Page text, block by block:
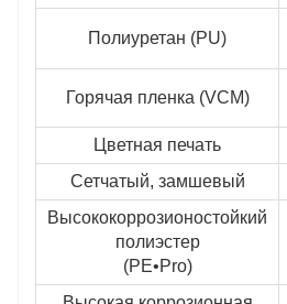
Полиуретан (PU)
Горячая пленка (VCM)
Цветная печать
Сетчатый, замшевый
Высококоррозионостойкий
полиэстер
(PE•Pro)